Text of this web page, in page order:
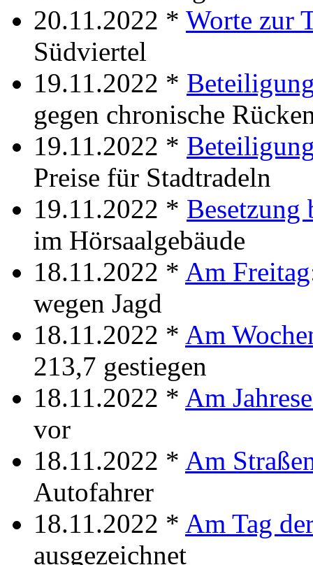
20.11.2022 * Worte zur
Südviertel
19.11.2022 *
gegen chronische
19.11.2022 *
Preise für Stadtradeln
19.11.2022 * Besetzung
im Hörsaalgebäude
18.11.2022 * Am Freitag
wegen Jagd
18.11.2022 * Am
213,7 gestiegen
18.11.2022 * Am
vor
18.11.2022 * Am
Autofahrer
18.11.2022 * Am Tag
ausgezeichnet